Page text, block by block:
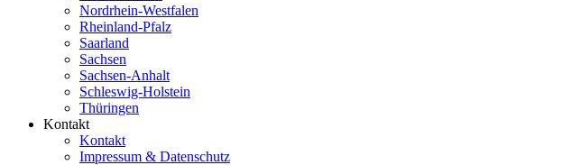
Nordrhein-Westfalen
Rheinland-Pfalz
Saarland
Sachsen
Sachsen-Anhalt
Schleswig-Holstein
Thüringen
Kontakt
Kontakt
Impressum & Datenschutz